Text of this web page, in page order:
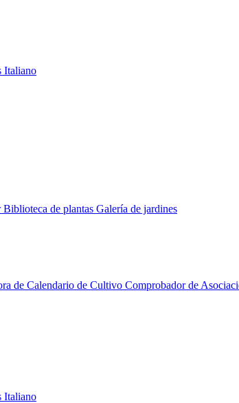
Italiano
Biblioteca de plantas Galería de jardines
de Calendario de Cultivo Comprobador de
Italiano